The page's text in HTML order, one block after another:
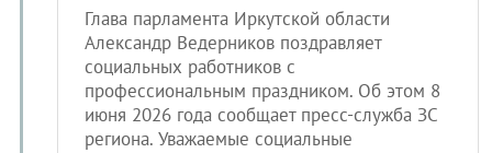
Глава парламента Иркутской области
Александр Ведерников поздравляет
социальных работников с
профессиональным праздником. Об этом 8
июня 2026 года сообщает пресс-служба ЗС
региона. Уважаемые социальные